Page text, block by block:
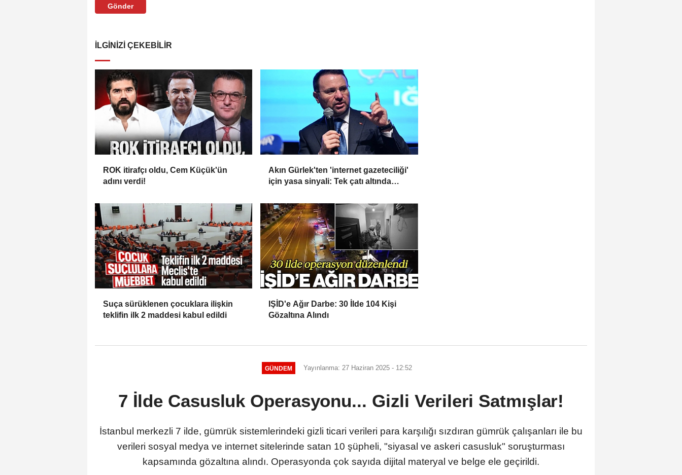
Gönder
İLGINIZI ÇEKEBILIR
ROK itirafçı oldu, Cem Küçük'ün
adını verdi!
Akın Gürlek'ten 'internet gazeteciliği'
için yasa sinyali: Tek çatı altında
Suça sürüklenen çocuklara ilişkin
teklifin ilk 2 maddesi kabul edildi
IŞİD'e Ağır Darbe: 30 İlde 104 Kişi
Gözaltına Alındı
GÜNDEM Yayınlanma: 27 Haziran 2025 - 12:52
7 İlde Casusluk Operasyonu... Gizli Verileri Satmışlar!
İstanbul merkezli 7 ilde, gümrük sistemlerindeki gizli ticari verileri para karşılığı sızdıran gümrük çalışanları ile bu
verileri sosyal medya ve internet sitelerinde satan 10 şüpheli, "siyasal ve askeri casusluk" soruşturması
kapsamında gözaltına alındı. Operasyonda çok sayıda dijital materyal ve belge ele geçirildi.